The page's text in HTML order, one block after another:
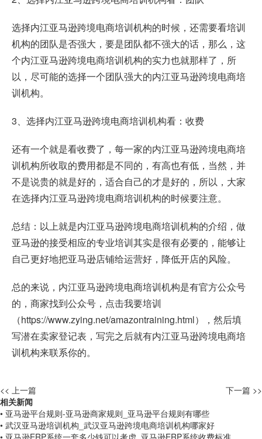
选择内江亚马逊跨境电商培训机构的时候，还需要看培训
机构的团队是否强大，要是团队都不强大的话，那么，这
个内江亚马逊跨境电商培训机构的实力也就那样了，所
以，尽可能的选择一个团队强大的内江亚马逊跨境电商培
训机构。
3、选择内江亚马逊跨境电商培训机构看：收费
还有一个就是看收费了，每一家的内江亚马逊跨境电商培
训机构所收取的费用都是不同的，有高也有低，当然，并
不是说贵的就是好的，适合自己的才是好的，所以，大家
在选择内江亚马逊跨境电商培训机构的时候要注意。
总结：以上就是内江亚马逊跨境电商培训机构的介绍，做
亚马逊的接受相应的专业培训其实是很有必要的，能够让
自己更好地把亚马逊店铺给运营好，降低开店的风险。
总的来说，内江亚马逊跨境电商培训机构是有官方公众号
的，商家找到公众号，点击我要培训
（https://www.zying.net/amazontraining.html），然后填
写潜在卖家登记表，写完之后就有内江亚马逊跨境电商培
训机构来联系你的。
<< 上一篇
下一篇 >>
相关新闻
• 亚马逊平台规则-亚马逊商家规则_亚马逊平台规则有哪些
• 武汉亚马逊培训机构_武汉亚马逊跨境电商培训机构哪家好